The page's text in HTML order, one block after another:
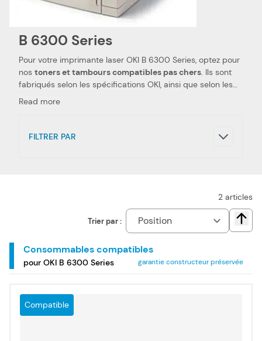
B 6300 Series
Pour votre imprimante laser OKI B 6300 Series, optez pour
nos
toners et tambours compatibles pas chers. Ils sont
fabriqués selon les spécifications OKI, ainsi que selon les
normes spécifiques. Ceci les rend 100 % compatibles avec
performances et qualités d'impressions semblables aux
Read more
FILTRER PAR
2 articles
Trier par :
Consommables compatibles
garantie constructeur préservée
pour OKI B 6300 Series
Compatible